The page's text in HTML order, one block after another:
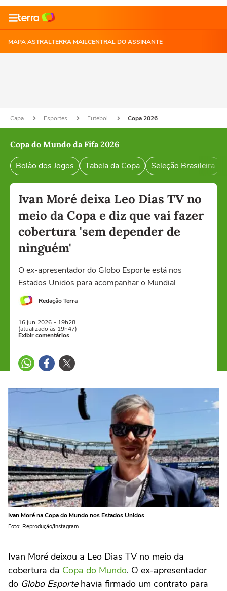
MAPA ASTRALTERRA MAILCENTRAL DO ASSINANTE
Capa Esportes Futebol Copa 2026
Copa do Mundo da Fifa 2026
Bolão dos Jogos Tabela da Copa Seleção Brasileira
Ivan Moré deixa Leo Dias TV no
meio da Copa e diz que vai fazer
cobertura 'sem depender de
ninguém'
O ex-apresentador do Globo Esporte está nos
Estados Unidos para acompanhar o Mundial
Redação Terra
16 jun 2026 - 19h28
(atualizado às 19h47)
Exibir comentários
Ivan Moré na Copa do Mundo nos Estados Unidos
Foto: Reprodução/Instagram
Ivan Moré deixou a Leo Dias TV no meio da
cobertura da Copa do Mundo. O ex-apresentador
do Globo Esportehavia firmado um contrato para